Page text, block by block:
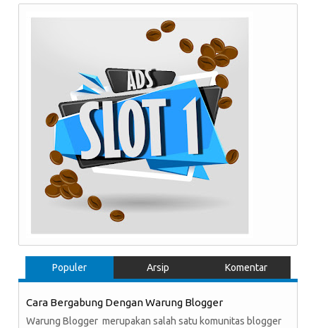
Populer Arsip Komentar
Cara Bergabung Dengan Warung Blogger
Warung Blogger merupakan salah satu komunitas blogger